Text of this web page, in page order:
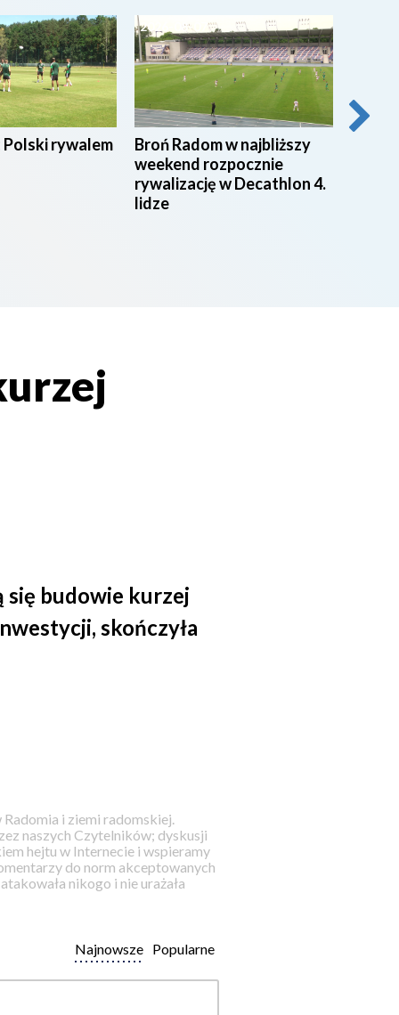
rywalem
2026-08-07
Broń Radom w najbliższy
weekend rozpocznie
rywalizację w Decathlon 4.
lidze
się budowie kurzej
skończyła
i ziemi radomskiej.
naszych Czytelników; dyskusji
hejtu w Internecie i wspieramy
do norm akceptowanych
nikogo i nie urażała
Popularne
Najnowsze